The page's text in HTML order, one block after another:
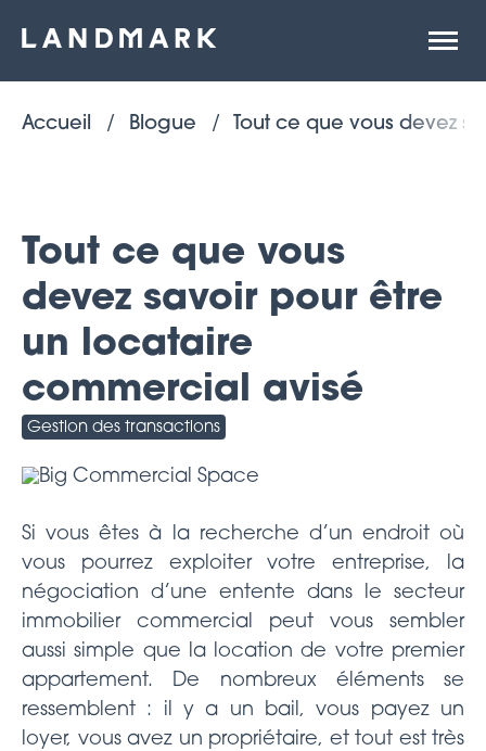
la
site
Accueil Blogue Tout ce que vous devez
Tout ce que vous
devez savoir pour être
un locataire
commercial avisé
Gestion des transactions
Si vous êtes à la recherche d’un endroit où
vous pourrez exploiter votre entreprise, la
négociation d’une entente dans le secteur
immobilier commercial peut vous sembler
aussi simple que la location de votre premier
appartement. De nombreux éléments se
ressemblent : il y a un bail, vous payez un
loyer, vous avez un propriétaire, et tout est très